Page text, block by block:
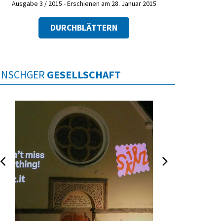
Ausgabe 3 / 2015 - Erschienen am 28. Januar 2015
DURCHBLÄTTERN
GESELLSCHAFT